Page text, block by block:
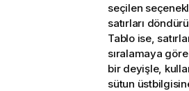
seçilen
satırları
Tablo ise,
sıralamaya
bir deyişle,
sütun